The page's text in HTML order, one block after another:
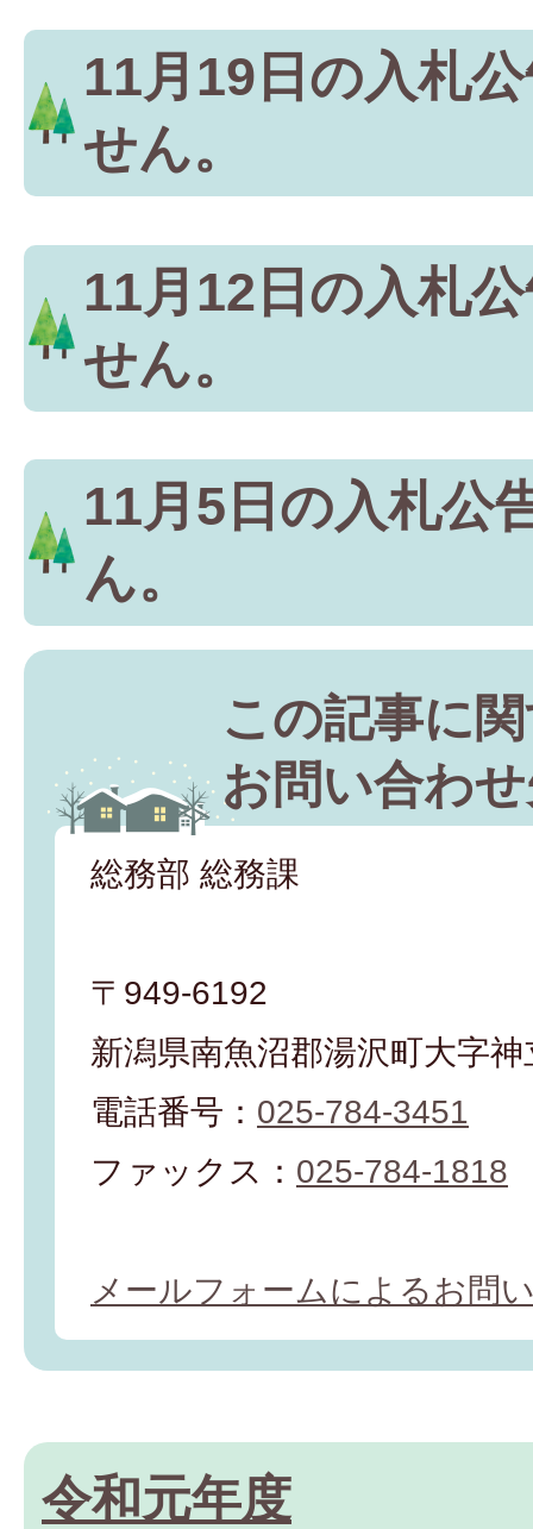
11月19日の入札
せん。
11月12日の入札
せん。
11月5日の入札公
ん。
この記事に
お問い合わ
総務部 総務課
〒949-6192
新潟県南魚沼郡湯沢町大字
電話番号： 025-784-3451
ファックス： 025-784-1818
メールフォームによるお問
令和元年度